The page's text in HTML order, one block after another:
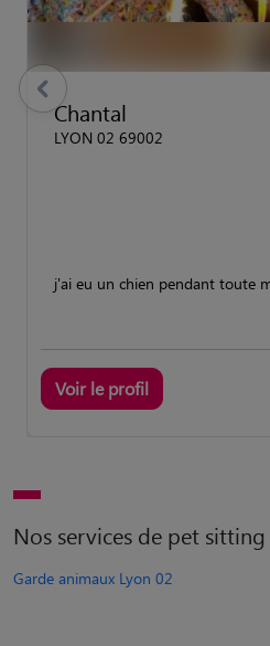
Chantal
LYON 02 69002
j'ai eu un chien pendant toute
Voir le profil
previous
Nos services de pet sitting
Garde animaux Lyon 02